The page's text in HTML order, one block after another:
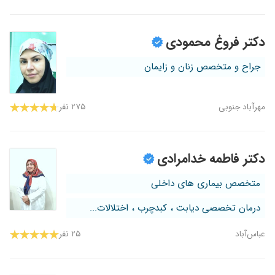
دکتر فروغ محمودی
جراح و متخصص زنان و زایمان
مهرآباد جنوبی ۲۷۵ نفر
دکتر فاطمه خدامرادی
متخصص بیماری های داخلی
درمان تخصصی دیابت ، کبدچرب ، اختلالات...
عباس‌آباد ۲۵ نفر